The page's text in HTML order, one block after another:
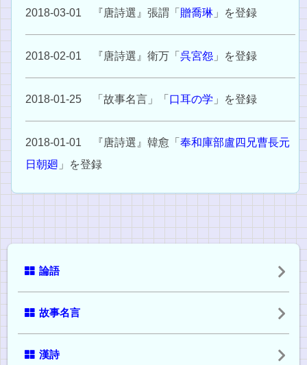
2018-03-01 『唐詩選』張謂「 贈喬琳 」を登録
2018-02-01 『唐詩選』衛万「呉宮怨 」を登録
2018-01-25 「故事名言」「 口耳の学 」を登録
2018-01-01 『唐詩選』韓愈「奉和庫部盧四兄曹長元
日朝廻 」を登録
論語
故事名言
漢詩